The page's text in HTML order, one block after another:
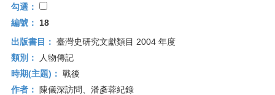
勾選：
編號：
18
出版書目： 臺灣史研究文獻類目 2004 年度
類別：
人物傳記
時期(主題)： 戰後
作者：
陳儀深訪問、潘彥蓉紀錄